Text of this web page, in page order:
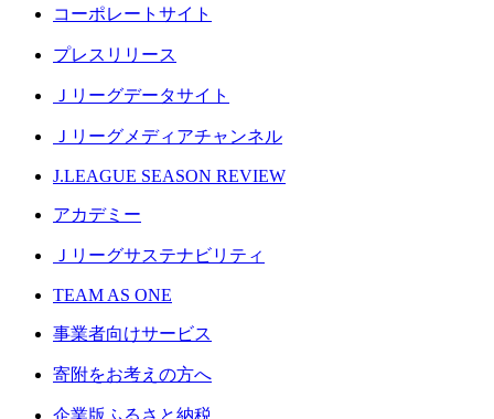
コーポレートサイト
プレスリリース
Ｊリーグデータサイト
Ｊリーグメディアチャンネル
J.LEAGUE SEASON REVIEW
アカデミー
Ｊリーグサステナビリティ
TEAM AS ONE
事業者向けサービス
寄附をお考えの方へ
企業版ふるさと納税